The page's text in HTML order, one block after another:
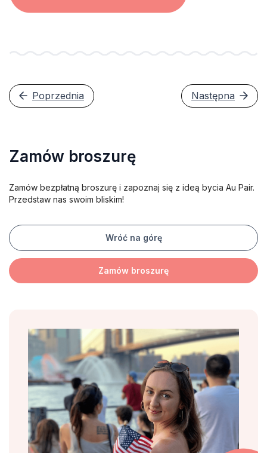
Poprzednia Następna
Zamów broszurę
Zamów bezpłatną broszurę i zapoznaj się z ideą bycia Au Pair.
Przedstaw nas swoim bliskim!
Wróć na górę
Zamów broszurę